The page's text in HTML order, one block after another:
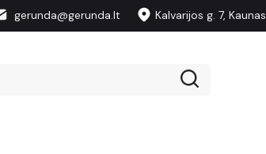
gerunda@gerunda.lt Kalvarijos g. 7, Kaunas